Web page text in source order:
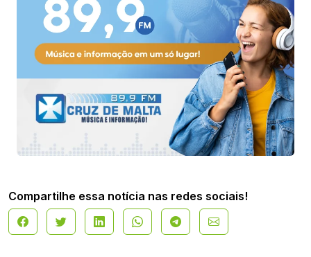
Compartilhe essa notícia nas redes sociais!